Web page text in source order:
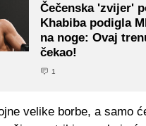
Čečenska 'zvijer'
Khabiba podigla
na noge: Ovaj
čekao!
1
velike borbe, a samo